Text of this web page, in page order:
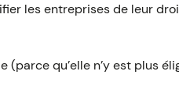
les entreprises de leur
(parce qu’elle n’y est plus